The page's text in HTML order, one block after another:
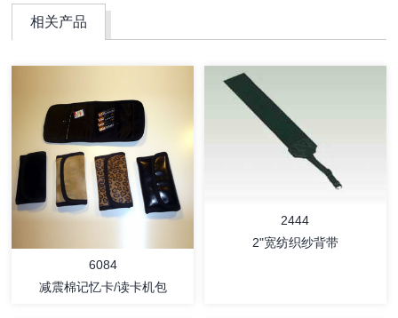
相关产品
6084
减震棉记忆卡/读卡机包
2444
2"宽纺织纱背带